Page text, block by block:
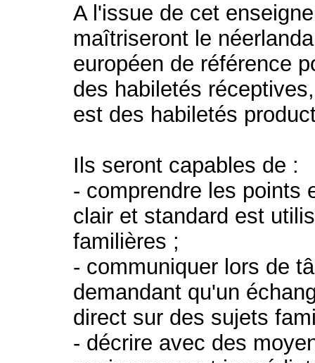
A l'issue de cet
maîtriseront le
européen de référence
des habiletés
est des habiletés
Ils seront capables de :
- comprendre les points
clair et standard est
familières ;
- communiquer lors de
demandant qu'un
direct sur des sujets
- décrire avec des